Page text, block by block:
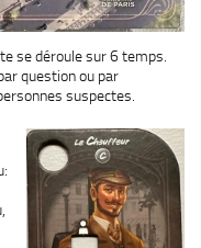
se déroule sur 6 temps.
question ou par
suspectes.